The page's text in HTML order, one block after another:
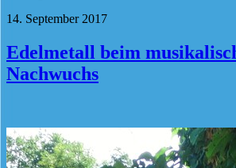
14. September 2017
Edelmetall beim
Nachwuchs